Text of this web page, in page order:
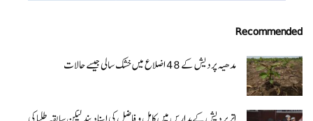
Recommended
مدھیہ پردیش کے 48 اضلاع میں خشک سالی جیسے حالات